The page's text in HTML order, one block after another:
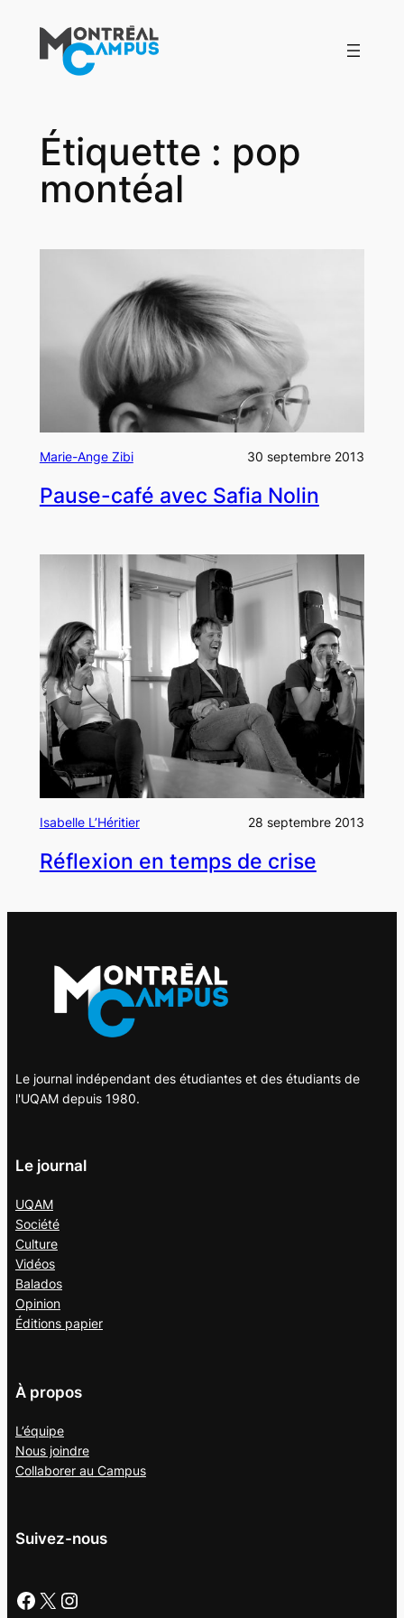
contenu
Étiquette : pop
montéal
Marie-Ange Zibi 30 septembre 2013
Pause-café avec Safia Nolin
Isabelle L’Héritier 28 septembre 2013
Réflexion en temps de crise
Le journal indépendant des étudiantes et des étudiants de
l'UQAM depuis 1980.
Le journal
UQAM
Société
Culture
Vidéos
Balados
Opinion
Éditions papier
À propos
L’équipe
Nous joindre
Collaborer au Campus
Suivez-nous
Facebook X Instagram